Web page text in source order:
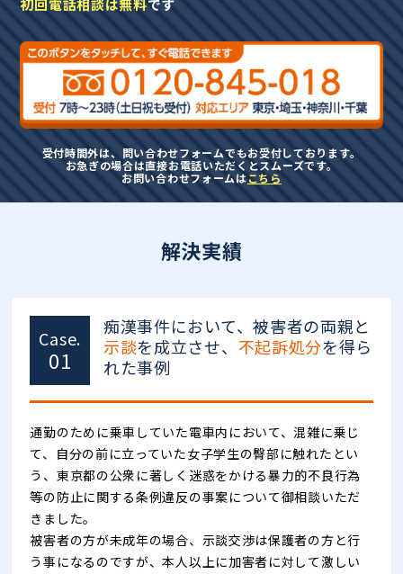
初回電話相談は無料です
受付時間外は、問い合わせフォームでもお受付しております。
お急ぎの場合は直接お電話いただくとスムーズです。
お問い合わせフォームはこちら
解決実績
Case.
01
痴漢事件において、被害者の両親と
示談を成立させ、 不起訴処分を得ら
れた事例
通勤のために乗車していた電車内において、混雑に乗じ
て、自分の前に立っていた女子学生の臀部に触れたとい
う、東京都の公衆に著しく迷惑をかける暴力的不良行為
等の防止に関する条例違反の事案について御相談いただ
きました。
被害者の方が未成年の場合、示談交渉は保護者の方と行
う事になるのですが、本人以上に加害者に対して激しい